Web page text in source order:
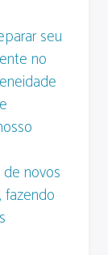
seu
no
novos